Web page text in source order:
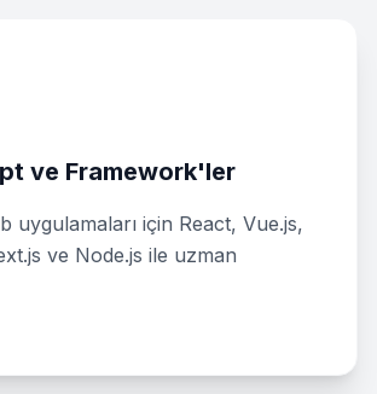
ve Framework'ler
uygulamaları için React, Vue.js,
ve Node.js ile uzman